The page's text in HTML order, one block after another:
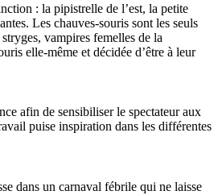
: la pipistrelle de l’est, la petite
Les chauves-souris sont les seuls
vampires femelles de la
elle-même et décidée d’être à leur
afin de sensibiliser le spectateur aux
puise inspiration dans les différentes
dans un carnaval fébrile qui ne laisse